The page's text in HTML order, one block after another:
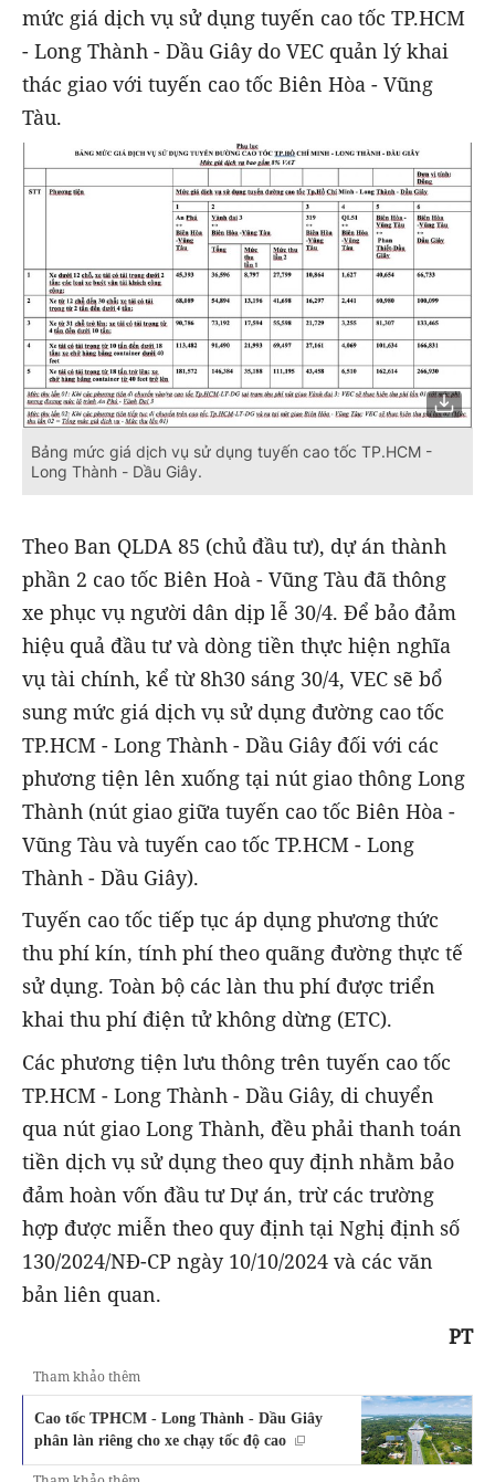
mức giá dịch vụ sử dụng tuyến cao tốc TP.HCM
- Long Thành - Dầu Giây do VEC quản lý khai
thác giao với tuyến cao tốc Biên Hòa - Vũng
Tàu.
Bảng mức giá dịch vụ sử dụng tuyến cao tốc TP.HCM -
Long Thành - Dầu Giây.
Theo Ban QLDA 85 (chủ đầu tư), dự án thành
phần 2 cao tốc Biên Hoà - Vũng Tàu đã thông
xe phục vụ người dân dịp lễ 30/4. Để bảo đảm
hiệu quả đầu tư và dòng tiền thực hiện nghĩa
vụ tài chính, kể từ 8h30 sáng 30/4, VEC sẽ bổ
sung mức giá dịch vụ sử dụng đường cao tốc
TP.HCM - Long Thành - Dầu Giây đối với các
phương tiện lên xuống tại nút giao thông Long
Thành (nút giao giữa tuyến cao tốc Biên Hòa -
Vũng Tàu và tuyến cao tốc TP.HCM - Long
Thành - Dầu Giây).
Tuyến cao tốc tiếp tục áp dụng phương thức
thu phí kín, tính phí theo quãng đường thực tế
sử dụng. Toàn bộ các làn thu phí được triển
khai thu phí điện tử không dừng (ETC).
Các phương tiện lưu thông trên tuyến cao tốc
TP.HCM - Long Thành - Dầu Giây, di chuyển
qua nút giao Long Thành, đều phải thanh toán
tiền dịch vụ sử dụng theo quy định nhằm bảo
đảm hoàn vốn đầu tư Dự án, trừ các trường
hợp được miễn theo quy định tại Nghị định số
130/2024/NĐ-CP ngày 10/10/2024 và các văn
bản liên quan.
PT
Tham khảo thêm
Cao tốc TPHCM - Long Thành - Dầu Giây
phân làn riêng cho xe chạy tốc độ cao